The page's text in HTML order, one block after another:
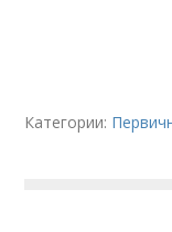
Категории: